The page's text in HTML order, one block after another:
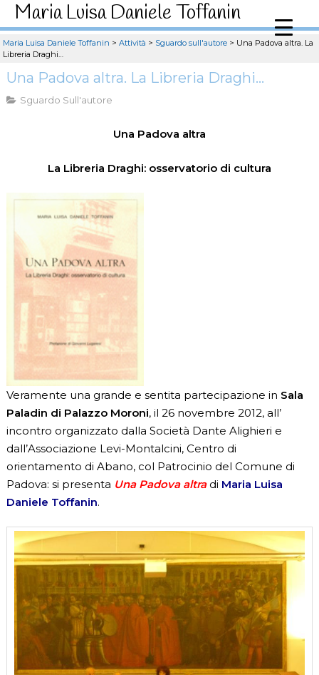
Maria Luisa Daniele Toffanin
Maria Luisa Daniele Toffanin > Attività > Sguardo sull'autore > Una Padova altra. La
Libreria Draghi…
Una Padova altra. La Libreria Draghi…
Sguardo Sull'autore
Una Padova altra
La Libreria Draghi: osservatorio di cultura
Veramente una grande e sentita partecipazione in Sala
Paladin di Palazzo Moroni, il 26 novembre 2012, all’
incontro organizzato dalla Società Dante Alighieri e
dall’Associazione Levi-Montalcini, Centro di
orientamento di Abano, col Patrocinio del Comune di
Padova: si presenta Una Padova altradi Maria Luisa
Daniele Toffanin.